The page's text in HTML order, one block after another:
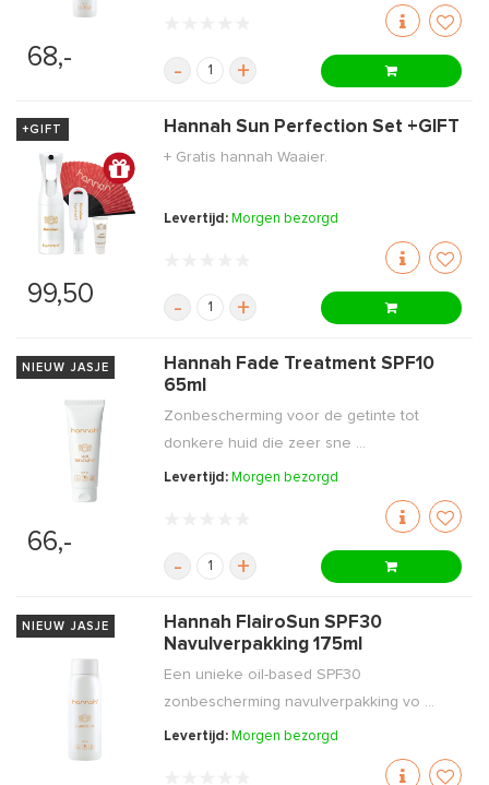
68,-
- +
+GIFT
99,50
Hannah Sun Perfection Set +GIFT
+ Gratis hannah Waaier.
Levertijd: Morgen bezorgd
- +
NIEUW JASJE
66,-
Hannah Fade Treatment SPF10
65ml
Zonbescherming voor de getinte tot
donkere huid die zeer sne ...
Levertijd: Morgen bezorgd
- +
NIEUW JASJE
Hannah FlairoSun SPF30
Navulverpakking 175ml
Een unieke oil-based SPF30
zonbescherming navulverpakking vo ...
Levertijd: Morgen bezorgd